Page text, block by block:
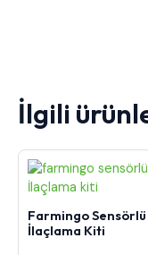
İlgili
Farmingo Sensörlü
İlaçlama Kiti